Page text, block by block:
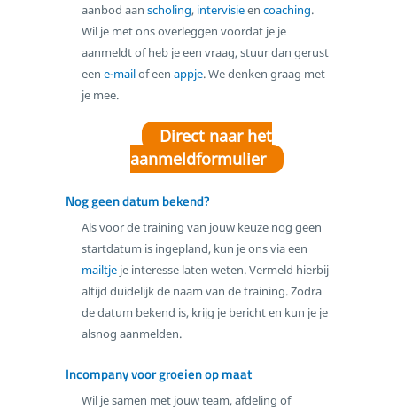
aanbod aan scholing, intervisieen coaching.
Wil je met ons overleggen voordat je je
aanmeldt of heb je een vraag, stuur dan gerust
een e-mailof een appje. We denken graag met
je mee.
Direct naar het
aanmeldformulier
Nog geen datum bekend?
Als voor de training van jouw keuze nog geen
startdatum is ingepland, kun je ons via een
mailtje je interesse laten weten. Vermeld hierbij
altijd duidelijk de naam van de training. Zodra
de datum bekend is, krijg je bericht en kun je je
alsnog aanmelden.
Incompany voor groeien op maat
Wil je samen met jouw team, afdeling of
Incompany
Over TiGO Academy
Aanmelden
Houd mij op de hoogte